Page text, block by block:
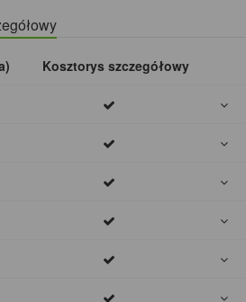
Kosztorys szczegółowy